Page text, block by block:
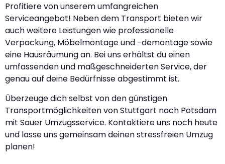
Profitiere von unserem umfangreichen
Serviceangebot! Neben dem Transport bieten wir
auch weitere Leistungen wie professionelle
Verpackung, Möbelmontage und -demontage sowie
eine Hausräumung an. Bei uns erhältst du einen
umfassenden und maßgeschneiderten Service, der
genau auf deine Bedürfnisse abgestimmt ist.
Überzeuge dich selbst von den günstigen
Transportmöglichkeiten von Stuttgart nach Potsdam
mit Sauer Umzugsservice. Kontaktiere uns noch heute
und lasse uns gemeinsam deinen stressfreien Umzug
planen!